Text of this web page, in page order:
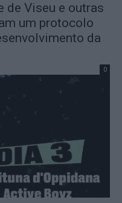
de Viseu e outras
um protocolo
da
0